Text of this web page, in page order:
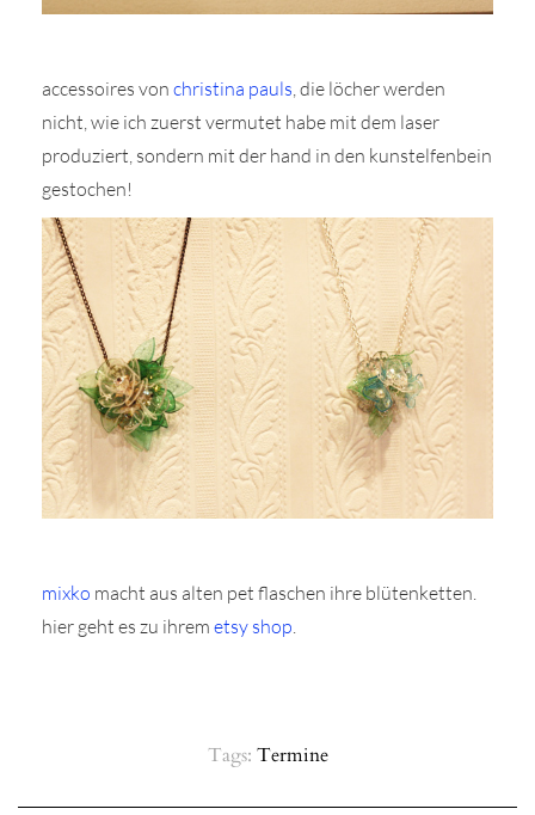
accessoires von christina pauls, die löcher werden
nicht, wie ich zuerst vermutet habe mit dem laser
produziert, sondern mit der hand in den kunstelfenbein
gestochen!
mixko macht aus alten pet flaschen ihre blütenketten.
hier geht es zu ihrem etsy shop.
Tags: Termine